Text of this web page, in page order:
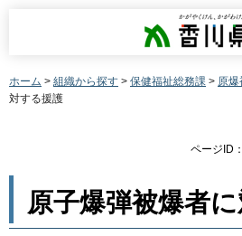
香川県
ホーム > 組織から探す > 保健福祉総務課 > 原
対する援護
ページID
原子爆弾被爆者